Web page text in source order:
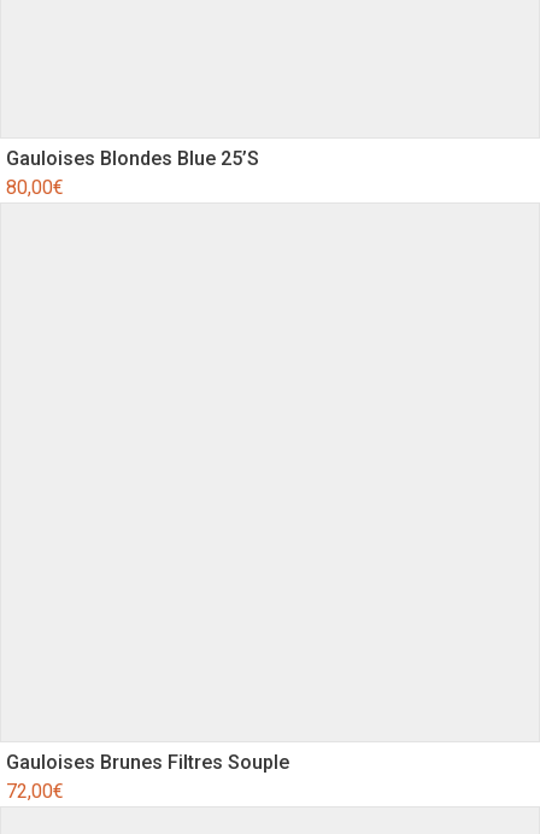
Gauloises Blondes Blue 25’S
80,00€
Gauloises Brunes Filtres Souple
72,00€